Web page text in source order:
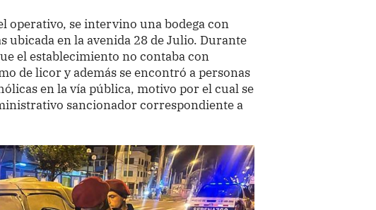
operativo, se intervino una bodega con
ubicada en la avenida 28 de Julio. Durante
el establecimiento no contaba con
de licor y además se encontró a personas
en la vía pública, motivo por el cual se
sancionador correspondiente a